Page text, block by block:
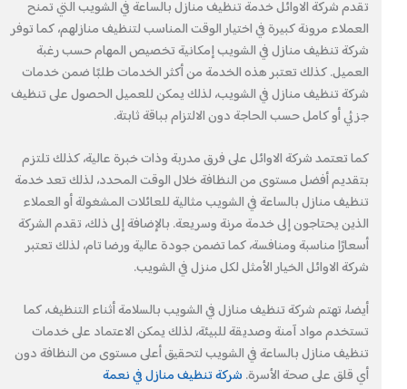
تقدم شركة الاوائل خدمة تنظيف منازل بالساعة في الشويب التي تمنح
العملاء مرونة كبيرة في اختيار الوقت المناسب لتنظيف منازلهم، كما توفر
شركة تنظيف منازل في الشويب إمكانية تخصيص المهام حسب رغبة
العميل. كذلك تعتبر هذه الخدمة من أكثر الخدمات طلبًا ضمن خدمات
شركة تنظيف منازل في الشويب، لذلك يمكن للعميل الحصول على تنظيف
جزئي أو كامل حسب الحاجة دون الالتزام بباقة ثابتة.
كما تعتمد شركة الاوائل على فرق مدربة وذات خبرة عالية، كذلك تلتزم
بتقديم أفضل مستوى من النظافة خلال الوقت المحدد، لذلك تعد خدمة
تنظيف منازل بالساعة في الشويب مثالية للعائلات المشغولة أو العملاء
الذين يحتاجون إلى خدمة مرنة وسريعة. بالإضافة إلى ذلك، تقدم الشركة
أسعارًا مناسبة ومنافسة، كما تضمن جودة عالية ورضا تام، لذلك تعتبر
شركة الاوائل الخيار الأمثل لكل منزل في الشويب.
أيضا، تهتم شركة تنظيف منازل في الشويب بالسلامة أثناء التنظيف، كما
تستخدم مواد آمنة وصديقة للبيئة، لذلك يمكن الاعتماد على خدمات
تنظيف منازل بالساعة في الشويب لتحقيق أعلى مستوى من النظافة دون
أي قلق على صحة الأسرة.شركة تنظيف منازل في نعمة